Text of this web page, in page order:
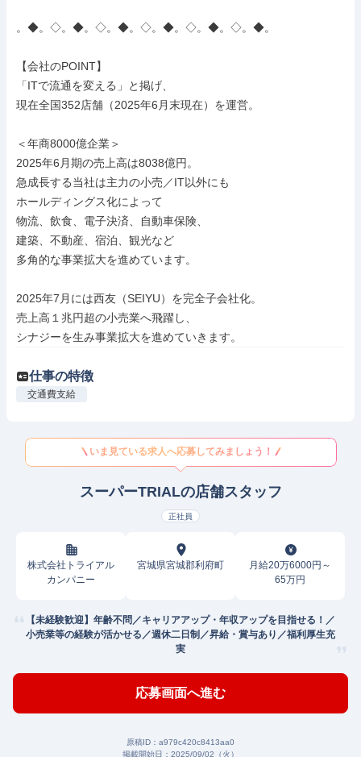
。◆。◇。◆。◇。◆。◇。◆。◇。◆。◇。◆。
【会社のPOINT】
「ITで流通を変える」と掲げ、
現在全国352店舗（2025年6月末現在）を運営。
＜年商8000億企業＞
2025年6月期の売上高は8038億円。
急成長する当社は主力の小売／IT以外にも
ホールディングス化によって
物流、飲食、電子決済、自動車保険、
建築、不動産、宿泊、観光など
多角的な事業拡大を進めています。
2025年7月には西友（SEIYU）を完全子会社化。
売上高１兆円超の小売業へ飛躍し、
シナジーを生み事業拡大を進めていきます。
仕事の特徴
交通費支給
いま見ている求人へ応募してみましょう！
スーパーTRIALの店舗スタッフ
正社員
株式会社トライアル
カンパニー
宮城県宮城郡利府町
月給20万6000円～
65万円
【未経験歓迎】年齢不問／キャリアアップ・年収アップを目指せる！／
小売業等の経験が活かせる／週休二日制／昇給・賞与あり／福利厚生充
実
応募画面へ進む
原稿ID： a979c420c8413aa0
掲載開始日： 2025/09/02（火）